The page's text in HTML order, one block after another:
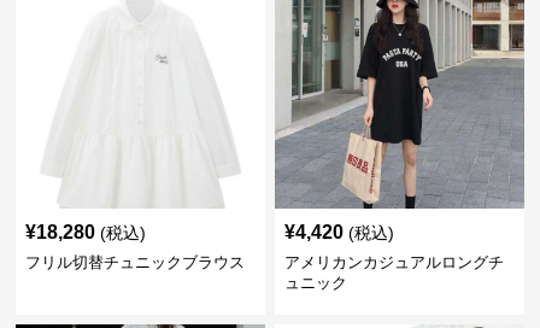
¥18,280 (税込)
フリル切替チュニックブラウス
¥4,420 (税込)
アメリカンカジュアルロングチ
ュニック